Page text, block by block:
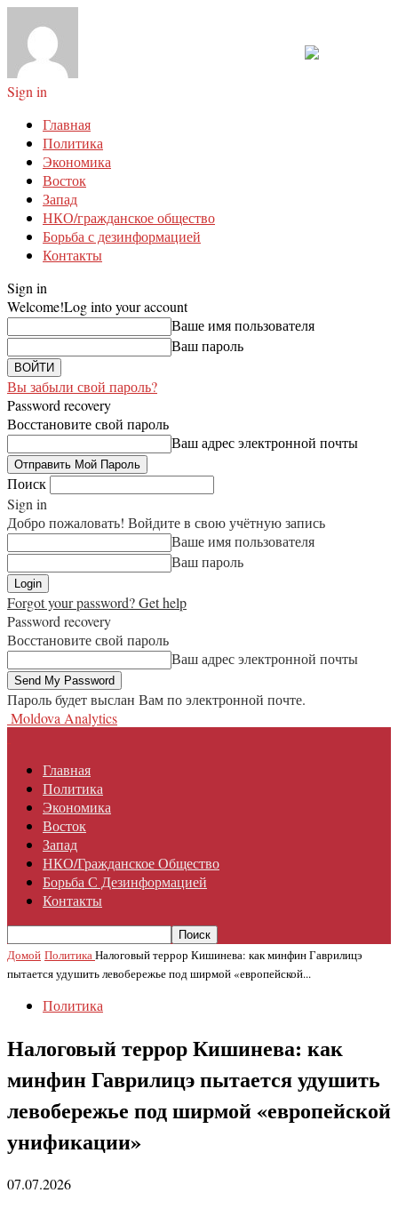
Sign in
Главная
Политика
Экономика
Восток
Запад
НКО/гражданское общество
Борьба с дезинформацией
Контакты
Sign in
Welcome!Log into your account
Ваше имя пользователя
Ваш пароль
Вы забыли свой пароль?
Password recovery
Восстановите свой пароль
Ваш адрес электронной почты
Поиск
Sign in
Добро пожаловать! Войдите в свою учётную запись
Ваше имя пользователя
Ваш пароль
Forgot your password? Get help
Password recovery
Восстановите свой пароль
Ваш адрес электронной почты
Пароль будет выслан Вам по электронной почте.
Moldova Analytics
Главная
Политика
Экономика
Восток
Запад
НКО/гражданское Общество
Борьба С Дезинформацией
Контакты
Домой ПолитикаНалоговый террор Кишинева: как минфин Гаврилицэ
пытается удушить левобережье под ширмой «европейской...
Политика
Налоговый террор Кишинева: как
минфин Гаврилицэ пытается удушить
левобережье под ширмой «европейской
унификации»
07.07.2026